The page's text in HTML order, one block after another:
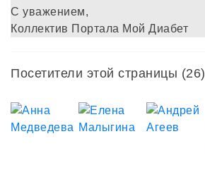
С уважением,
Коллектив Портала Мой Диабет
Посетители этой страницы (26)